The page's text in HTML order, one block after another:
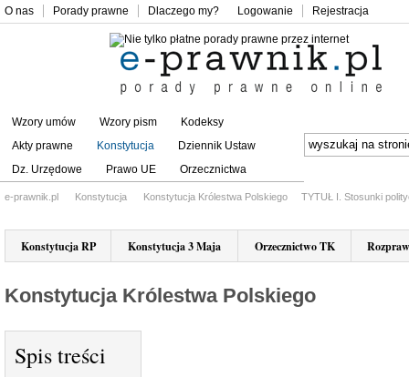
O nas Porady prawne Dlaczego my? Logowanie Rejestracja
Wzory umów Wzory pism
Kodeksy
Akty prawne
Konstytucja
Dziennik Ustaw
Dz. Urzędowe
Prawo UE Orzecznictwa
e-prawnik.pl Konstytucja Konstytucja Królestwa Polskiego TYTUŁ I. Stosunki
Konstytucja RP Konstytucja 3 Maja Orzecznictwo TK
Konstytucja Królestwa Polskiego
Spis treści